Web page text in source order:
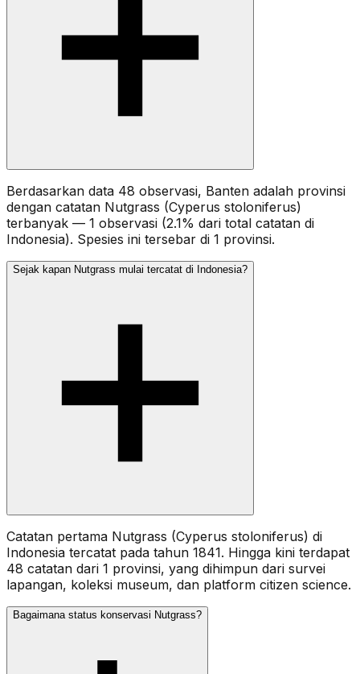
Berdasarkan data 48 observasi, Banten adalah provinsi
dengan catatan Nutgrass (Cyperus stoloniferus)
terbanyak — 1 observasi (2.1% dari total catatan di
Indonesia). Spesies ini tersebar di 1 provinsi.
Sejak kapan Nutgrass mulai tercatat di Indonesia?
Catatan pertama Nutgrass (Cyperus stoloniferus) di
Indonesia tercatat pada tahun 1841. Hingga kini terdapat
48 catatan dari 1 provinsi, yang dihimpun dari survei
lapangan, koleksi museum, dan platform citizen science.
Bagaimana status konservasi Nutgrass?